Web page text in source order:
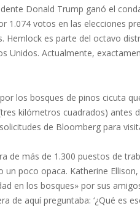
Donald Trump ganó el
votos en las elecciones
Hemlock es parte del octavo
Unidos. Actualmente,
los bosques de pinos cicuta
kilómetros cuadrados) antes
de Bloomberg para
de más de 1.300 puestos de
poco opaca. Katherine
en los bosques» por sus
aquí preguntaba: ‘¿Qué es